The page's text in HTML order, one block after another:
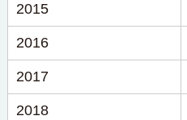
2015
2016
2017
2018